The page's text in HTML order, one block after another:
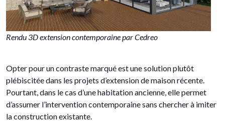
Rendu 3D extension contemporaine par Cedreo
Opter pour un contraste marqué est une solution plutôt
plébiscitée dans les projets d’extension de maison récente.
Pourtant, dans le cas d’une habitation ancienne, elle permet
d’assumer l’intervention contemporaine sans chercher à imiter
la construction existante.